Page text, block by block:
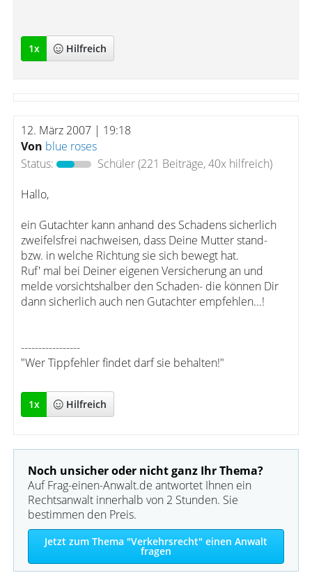
1x Hilfreich
12. März 2007 | 19:18
Von blue roses
Status:
Schüler(221 Beiträge, 40x hilfreich)
Hallo,
ein Gutachter kann anhand des Schadens sicherlich
zweifelsfrei nachweisen, dass Deine Mutter stand-
bzw. in welche Richtung sie sich bewegt hat.
Ruf' mal bei Deiner eigenen Versicherung an und
melde vorsichtshalber den Schaden- die können Dir
dann sicherlich auch nen Gutachter empfehlen...!
-----------------
"Wer Tippfehler findet darf sie behalten!"
1x Hilfreich
Noch unsicher oder nicht ganz Ihr Thema?
Auf Frag-einen-Anwalt.de antwortet Ihnen ein
Rechtsanwalt innerhalb von 2 Stunden. Sie
bestimmen den Preis.
Jetzt zum Thema "Verkehrsrecht" einen Anwalt
fragen